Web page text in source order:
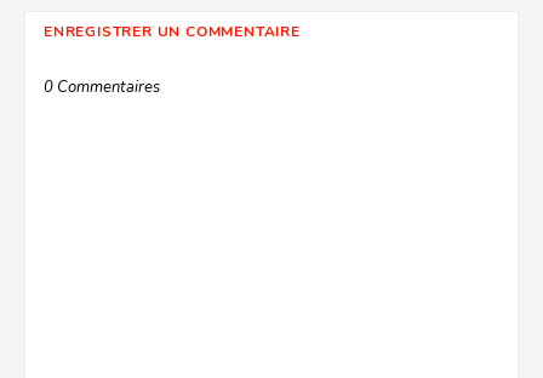
ENREGISTRER UN COMMENTAIRE
0 Commentaires